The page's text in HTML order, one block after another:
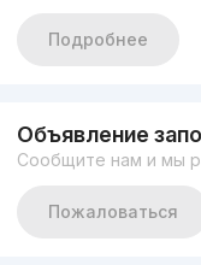
Подробнее
Объявление
Сообщите нам и мы
Пожаловаться